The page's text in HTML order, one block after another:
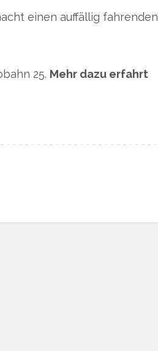
einen auffällig fahrenden
25. Mehr dazu erfahrt